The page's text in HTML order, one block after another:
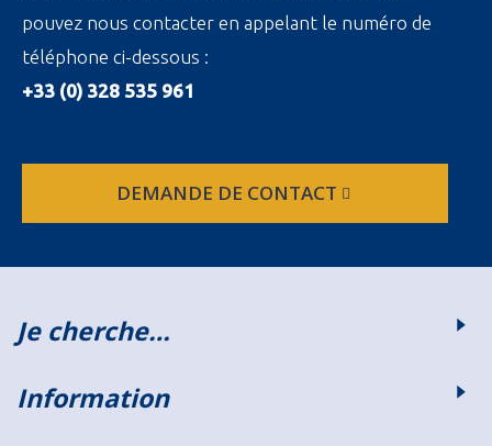
pouvez nous contacter en appelant le numéro de
téléphone ci-dessous :
+33 (0) 328 535 961
DEMANDE DE CONTACT
Je cherche…
Information